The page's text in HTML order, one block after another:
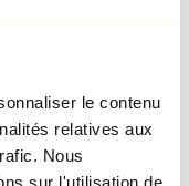
le contenu
relatives aux
Nous
sur l'utilisation de